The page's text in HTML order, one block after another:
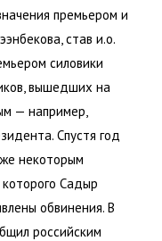
премьером и
став и.о.
силовики
вышедших на
— например,
Спустя год
некоторым
которого Садыр
обвинения. В
российским